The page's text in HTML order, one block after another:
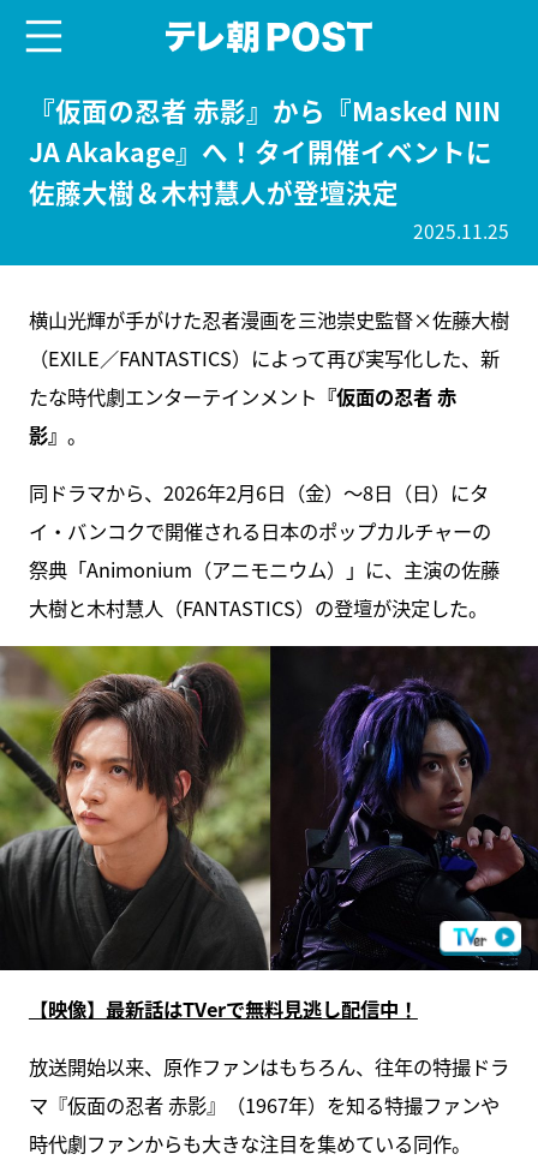
『仮面の忍者 赤影』から『Masked NIN
JA Akakage』へ！タイ開催イベントに
佐藤大樹＆木村慧人が登壇決定
2025.11.25
横山光輝が手がけた忍者漫画を三池崇史監督×佐藤大樹
（EXILE／FANTASTICS）によって再び実写化した、新
たな時代劇エンターテインメント 『仮面の忍者 赤
影』 。
同ドラマから、2026年2月6日（金）～8日（日）にタ
イ・バンコクで開催される日本のポップカルチャーの
祭典「Animonium（アニモニウム）」に、主演の佐藤
大樹と木村慧人（FANTASTICS）の登壇が決定した。
【映像】最新話はTVerで無料見逃し配信中！
放送開始以来、原作ファンはもちろん、往年の特撮ドラ
マ『仮面の忍者 赤影』（1967年）を知る特撮ファンや
時代劇ファンからも大きな注目を集めている同作。